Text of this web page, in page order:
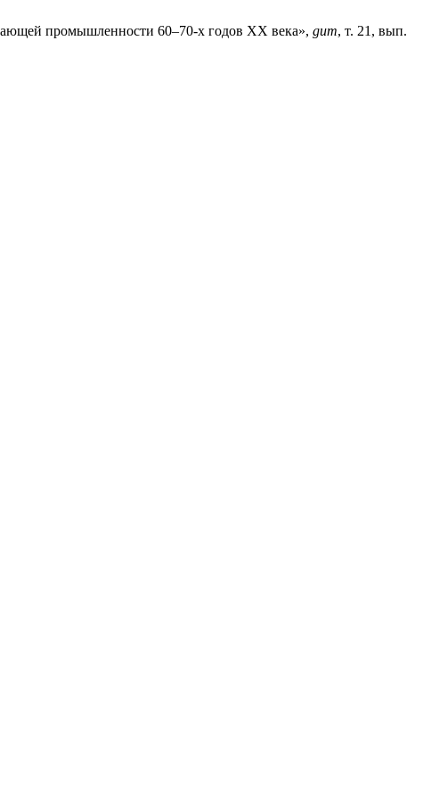
промышленности 60–70-х годов ХХ века», gum, т. 21, вып.